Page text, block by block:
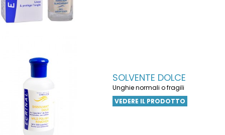
SOLVENTE DOLCE
Unghie normali o fragili
VEDERE IL PRODOTTO